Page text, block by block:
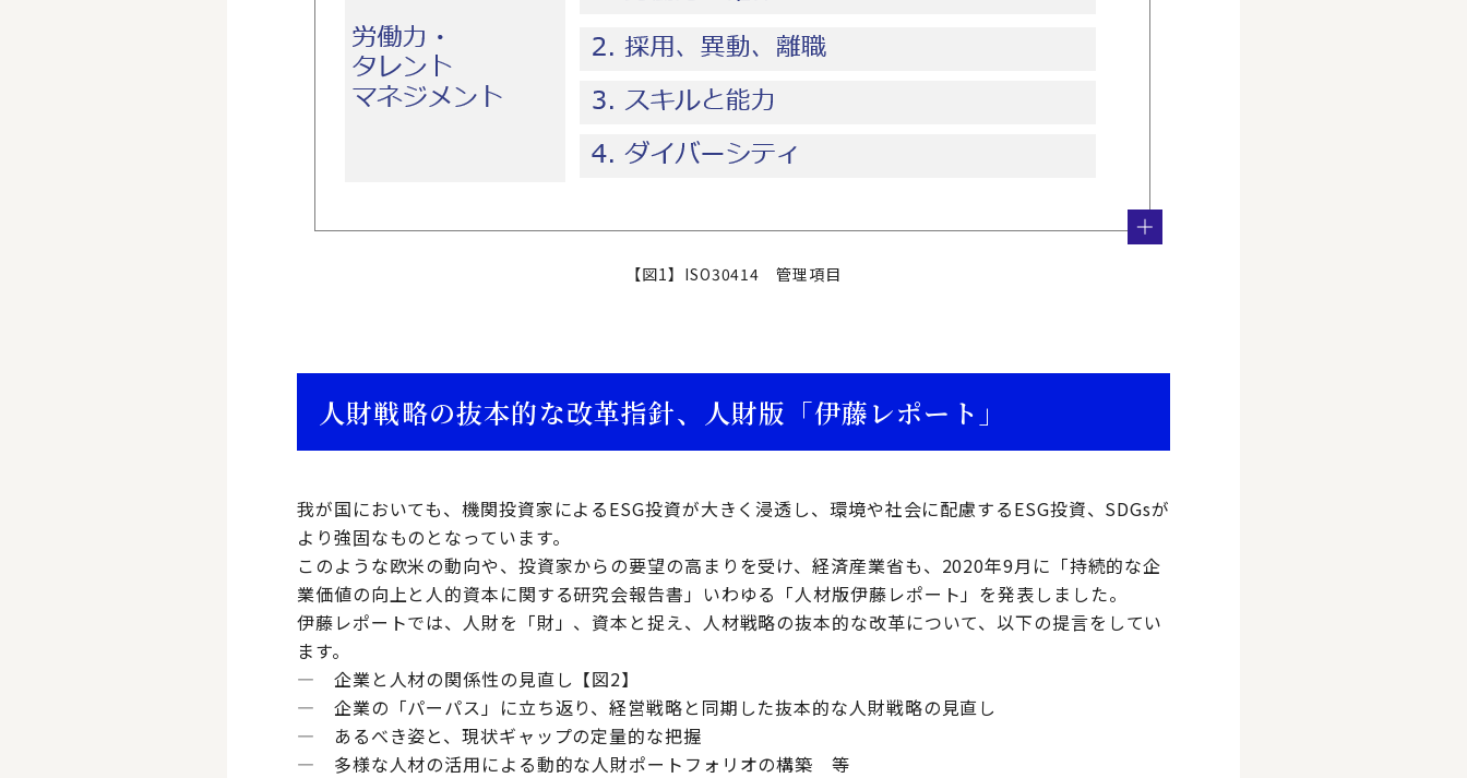
【図1】ISO30414 管理項目
人財戦略の抜本的な改革指針、人財版「伊藤レポート」
我が国においても、機関投資家によるESG投資が大きく浸透し、環境や社会に配慮するESG投資、SDGsが
より強固なものとなっています。
このような欧米の動向や、投資家からの要望の高まりを受け、経済産業省も、2020年9月に「持続的な企
業価値の向上と人的資本に関する研究会報告書」いわゆる「人材版伊藤レポート」を発表しました。
伊藤レポートでは、人財を「財」、資本と捉え、人材戦略の抜本的な改革について、以下の提言をしてい
ます。
― 企業と人材の関係性の見直し【図2】
― 企業の「パーパス」に立ち返り、経営戦略と同期した抜本的な人財戦略の見直し
― あるべき姿と、現状ギャップの定量的な把握
― 多様な人材の活用による動的な人財ポートフォリオの構築 等